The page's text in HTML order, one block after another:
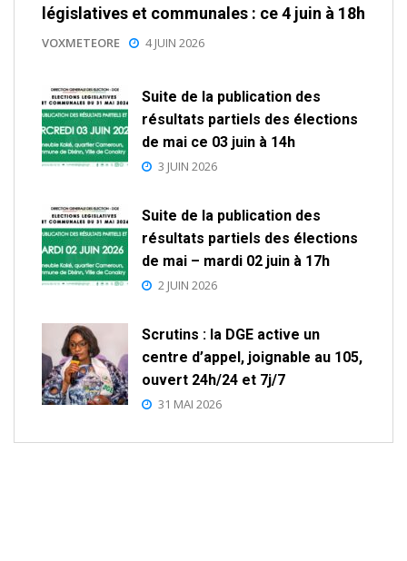
législatives et communales : ce 4 juin à 18h
VOXMETEORE 4 JUIN 2026
Suite de la publication des
résultats partiels des élections
de mai ce 03 juin à 14h
3 JUIN 2026
Suite de la publication des
résultats partiels des élections
de mai – mardi 02 juin à 17h
2 JUIN 2026
Scrutins : la DGE active un
centre d’appel, joignable au 105,
ouvert 24h/24 et 7j/7
31 MAI 2026